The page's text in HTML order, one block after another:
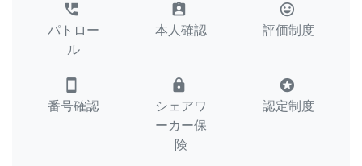
perm_phone_msg
パトロー
ル
assignment_ind
本人確認
tag_faces
評価制度
smartphone
番号確認
lock
シェアワ
ーカー保
険
stars
認定制度